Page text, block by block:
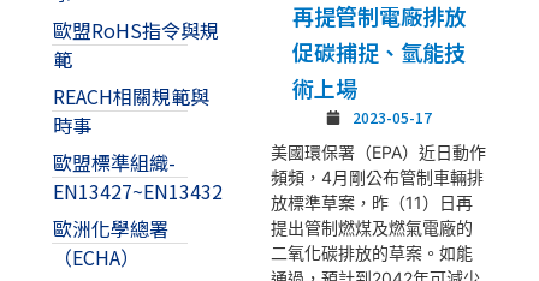
歐盟RoHS指令與規
範
REACH相關規範與
時事
歐盟標準組織-
EN13427~EN13432
歐洲化學總署
（ECHA）
再提管制電廠排放
促碳捕捉、氫能技
術上場
2023-05-17
美國環保署（EPA）近日動作
頻頻，4月剛公布管制車輛排
放標準草案，昨（11）日再
提出管制燃煤及燃氣電廠的
二氧化碳排放的草案。如能